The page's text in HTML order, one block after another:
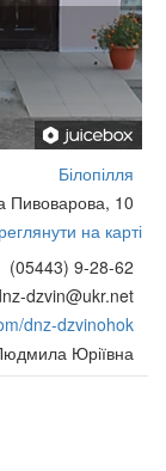
Білопілля
Пивоварова, 10
на карті
(05443) 9-28-62
dzvin@ukr.net
dnz-dzvinohok
Юріївна